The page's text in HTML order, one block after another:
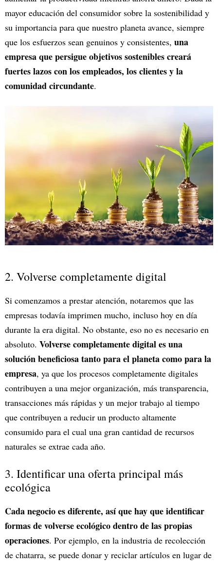
mayor educación del consumidor sobre la sostenibilidad y
su importancia para que nuestro planeta avance, siempre
que los esfuerzos sean genuinos y consistentes, una
empresa que persigue objetivos sostenibles creará
fuertes lazos con los empleados, los clientes y la
comunidad circundante.
2. Volverse completamente digital
Si comenzamos a prestar atención, notaremos que las
empresas todavía imprimen mucho, incluso hoy en día
durante la era digital. No obstante, eso no es necesario en
absoluto. Volverse completamente digital es una
solución beneficiosa tanto para el planeta como para la
empresa, ya que los procesos completamente digitales
contribuyen a una mejor organización, más transparencia,
transacciones más rápidas y un mejor trabajo al tiempo
que contribuyen a reducir un producto altamente
consumido para el cual una gran cantidad de recursos
naturales se extrae cada año.
3. Identificar una oferta principal más
ecológica
Cada negocio es diferente, así que hay que identificar
formas de volverse ecológico dentro de las propias
operaciones. Por ejemplo, en la industria de recolección
de chatarra, se puede donar y reciclar artículos en lugar de